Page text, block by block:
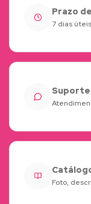
Prazo
7 dias
Foto,